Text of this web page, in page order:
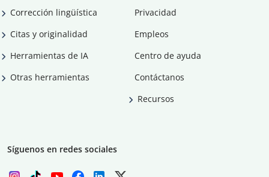
Corrección lingüística
Citas y originalidad
Herramientas de IA
Otras herramientas
Privacidad
Empleos
Centro de ayuda
Contáctanos
Recursos
Síguenos en redes sociales